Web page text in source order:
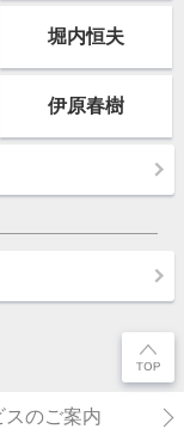
堀内恒夫
伊原春樹
スのご案内